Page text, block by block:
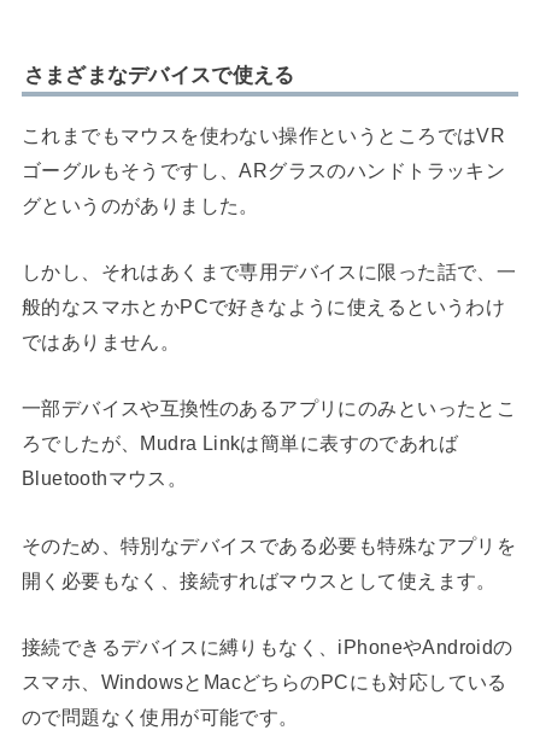
さまざまなデバイスで使える
これまでもマウスを使わない操作というところではVR
ゴーグルもそうですし、ARグラスのハンドトラッキン
グというのがありました。
しかし、それはあくまで専用デバイスに限った話で、一
般的なスマホとかPCで好きなように使えるというわけ
ではありません。
一部デバイスや互換性のあるアプリにのみといったとこ
ろでしたが、Mudra Linkは簡単に表すのであれば
Bluetoothマウス。
そのため、特別なデバイスである必要も特殊なアプリを
開く必要もなく、接続すればマウスとして使えます。
接続できるデバイスに縛りもなく、iPhoneやAndroidの
スマホ、WindowsとMacどちらのPCにも対応している
ので問題なく使用が可能です。